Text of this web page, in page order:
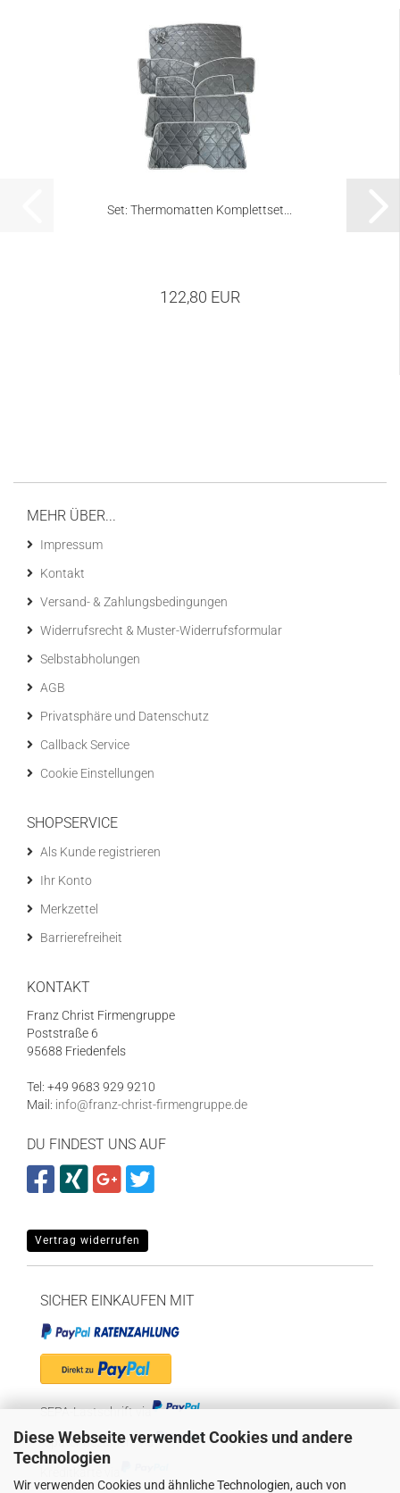
Diese Webseite verwendet Cookies und andere
Technologien
Wir verwenden Cookies und ähnliche Technologien, auch von
Set: Thermomatten Komplettset...
122,80 EUR
MEHR ÜBER...
Impressum
Kontakt
Versand- & Zahlungsbedingungen
Widerrufsrecht & Muster-Widerrufsformular
Selbstabholungen
AGB
Privatsphäre und Datenschutz
Callback Service
Cookie Einstellungen
SHOPSERVICE
Als Kunde registrieren
Ihr Konto
Merkzettel
Barrierefreiheit
KONTAKT
Franz Christ Firmengruppe
Poststraße 6
95688 Friedenfels
Tel: +49 9683 929 9210
Mail: info@franz-christ-firmengruppe.de
DU FINDEST UNS AUF
Vertrag widerrufen
SICHER EINKAUFEN MIT
SEPA-Lastschrift via
"Später bezahlen" via